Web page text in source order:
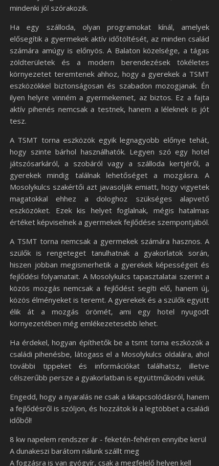
mindenki jól szórakozik.
Ha egy szálloda, olyan programokat kínál, amelyek
elősegítik a gyermekek aktív időtöltését, az minden család
számára amúgy is előnyös. A Balaton közelsége, a tágas
zöldterületek és a modern berendezések tökéletes
környezetet teremtenek ahhoz, hogy a gyerekek a TSMT
eszközökkel biztonságosan és szabadon mozogjanak. Én
ilyen helyre vinném a gyermekemet, az biztos. Ez a fajta
aktív pihenés nemcsak a testnek, hanem a léleknek is jót
tesz.
A TSMT torna eszközök egyik legnagyobb előnye tehát,
hogy szinte bárhol használhatók. Legyen szó egy hotel
játszósarkáról, a szobáról vagy a szálloda kertjéről, a
gyerekek mindig találnak lehetőséget a mozgásra. A
Mosolykulcs szakértői azt javasolják emiatt, hogy vigyetek
magatokkal ehhez a dologhoz szükséges alapvető
eszközöket. Ezek kis helyet foglalnak, mégis hatalmas
értéket képviselnek a gyermekek fejlődése szempontjából.
A TSMT torna nemcsak a gyermekek számára hasznos. A
szülők is rengeteget tanulhatnak a gyakorlatok során,
hiszen jobban megismerhetik a gyerekek képességeit és
fejlődési folyamatait. A Mosolykulcs tapasztalatai szerint a
közös mozgás nemcsak a fejlődést segíti elő, hanem új,
közös élményeket is teremt. A gyerekek és a szülők együtt
élik át a mozgás örömét, ami egy hotel nyugodt
környezetében még emlékezetesebb lehet.
Ha érdekel, hogyan építhetők be a tsmt torna eszközök a
családi pihenésbe, látogass el a Mosolykulcs oldalára, ahol
további tippeket és információkat találhatsz, illetve
célszerűbb persze a gyakorlatban is együttműködni velük.
Engedd, hogy a nyaralás ne csak a kikapcsolódásról, hanem
a fejlődésről is szóljon, és hozzátok ki a legtöbbet a családi
időből!
8 kw napelem rendszer ár - feketén-fehéren ennyibe kerül
A dunakeszi barátom nálunk szállt meg
A fogzásra is van gyógyír, csak a megfelelő helyen kell